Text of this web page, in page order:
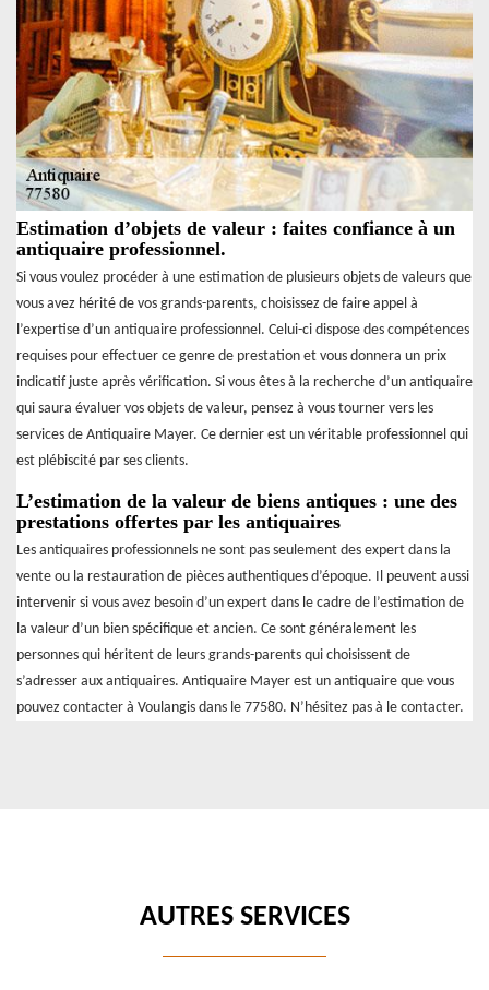
Estimation d’objets de valeur : faites confiance à un
antiquaire professionnel.
Si vous voulez procéder à une estimation de plusieurs objets de valeurs que
vous avez hérité de vos grands-parents, choisissez de faire appel à
l’expertise d’un antiquaire professionnel. Celui-ci dispose des compétences
requises pour effectuer ce genre de prestation et vous donnera un prix
indicatif juste après vérification. Si vous êtes à la recherche d’un antiquaire
qui saura évaluer vos objets de valeur, pensez à vous tourner vers les
services de Antiquaire Mayer. Ce dernier est un véritable professionnel qui
est plébiscité par ses clients.
L’estimation de la valeur de biens antiques : une des
prestations offertes par les antiquaires
Les antiquaires professionnels ne sont pas seulement des expert dans la
vente ou la restauration de pièces authentiques d’époque. Il peuvent aussi
intervenir si vous avez besoin d’un expert dans le cadre de l’estimation de
la valeur d’un bien spécifique et ancien. Ce sont généralement les
personnes qui héritent de leurs grands-parents qui choisissent de
s’adresser aux antiquaires. Antiquaire Mayer est un antiquaire que vous
pouvez contacter à Voulangis dans le 77580. N’hésitez pas à le contacter.
AUTRES SERVICES